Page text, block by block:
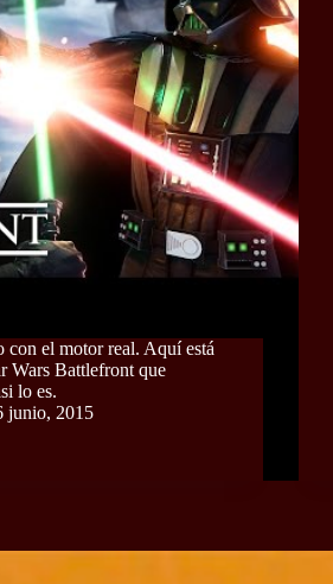
con el motor real. Aquí está
Wars Battlefront que
lo es.
junio, 2015